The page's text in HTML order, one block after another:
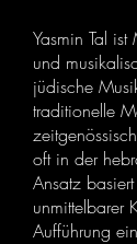
Yasmin Tal
und
jüdische
traditionelle
oft in der
Ansatz
unmittelbarer
Aufführung